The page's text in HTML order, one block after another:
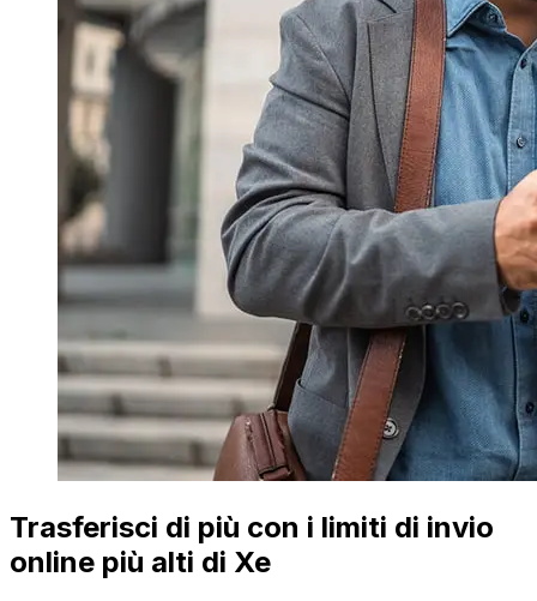
Trasferisci di più con i limiti di invio
online più alti di Xe